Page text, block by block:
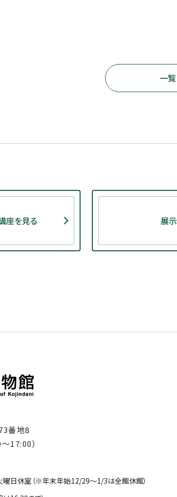
一
座を見る 展
番地8
～17:00）
日休室（※年末年始12/29～1/3は全館休館）